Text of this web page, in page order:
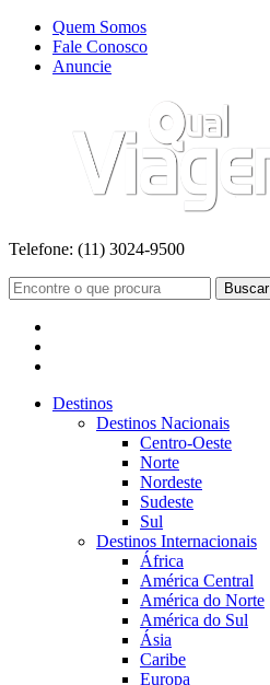
Quem Somos
Fale Conosco
Anuncie
Telefone: (11) 3024-9500
Buscar
Destinos
Destinos Nacionais
Centro-Oeste
Norte
Nordeste
Sudeste
Sul
Destinos Internacionais
África
América Central
América do Norte
América do Sul
Ásia
Caribe
Europa